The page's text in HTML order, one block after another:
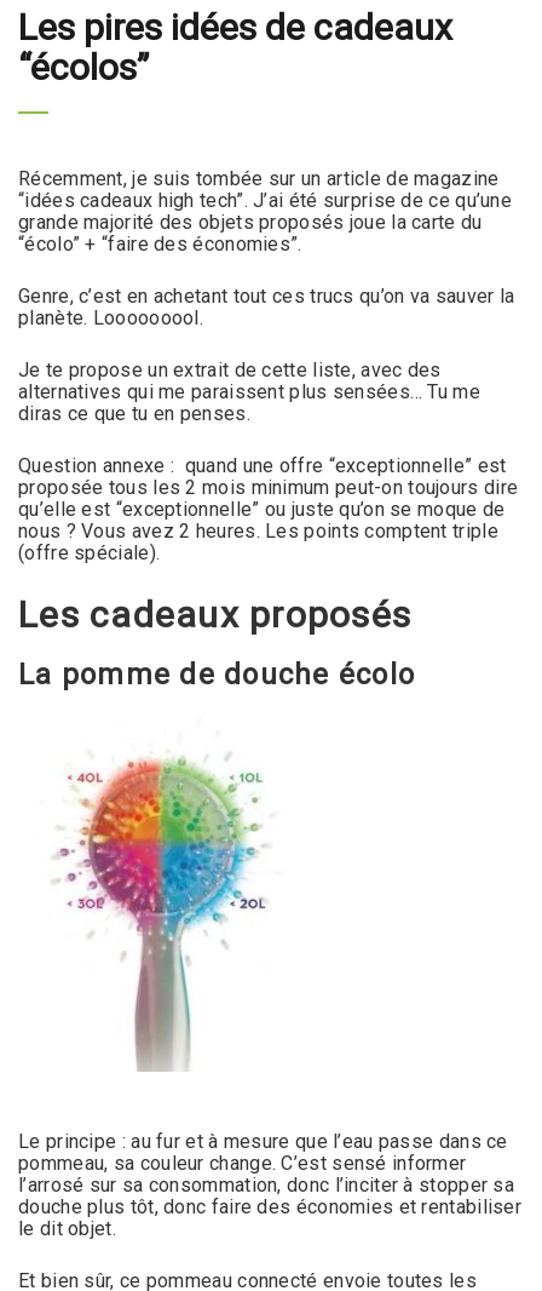
Les pires idées de cadeaux
“écolos”
Récemment, je suis tombée sur un article de magazine
“idées cadeaux high tech”. J’ai été surprise de ce qu’une
grande majorité des objets proposés joue la carte du
“écolo” + “faire des économies”.
Genre, c’est en achetant tout ces trucs qu’on va sauver la
planète. Looooooool.
Je te propose un extrait de cette liste, avec des
alternatives qui me paraissent plus sensées… Tu me
diras ce que tu en penses.
Question annexe : quand une offre “exceptionnelle” est
proposée tous les 2 mois minimum peut-on toujours dire
qu’elle est “exceptionnelle” ou juste qu’on se moque de
nous ? Vous avez 2 heures. Les points comptent triple
(offre spéciale).
Les cadeaux proposés
La pomme de douche écolo
Le principe : au fur et à mesure que l’eau passe dans ce
pommeau, sa couleur change. C’est sensé informer
l’arrosé sur sa consommation, donc l’inciter à stopper sa
douche plus tôt, donc faire des économies et rentabiliser
le dit objet.
Et bien sûr, ce pommeau connecté envoie toutes les